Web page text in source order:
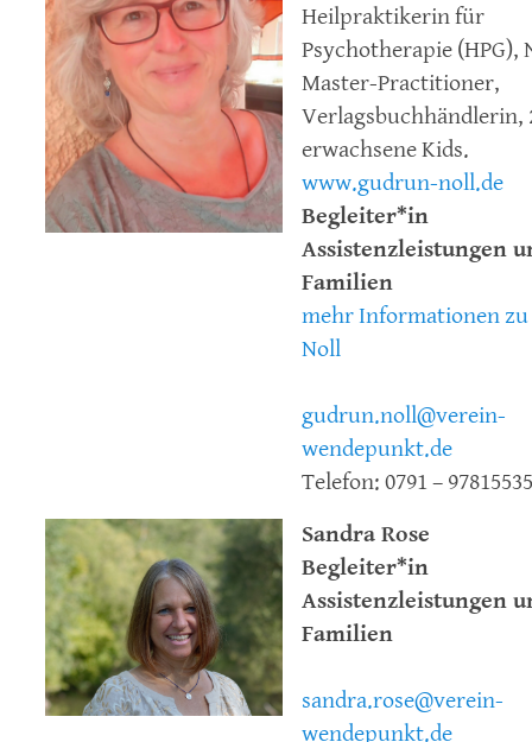
Heilpraktikerin für
Psychotherapie (HPG),
Master-Practitioner,
Verlagsbuchhändlerin,
erwachsene Kids.
www.gudrun-noll.de
Begleiter*in
Assistenzleistungen
Familien
mehr Informationen
Noll
gudrun.noll@verein-
wendepunkt.de
Telefon: 0791 – 97815535
Sandra Rose
Begleiter*in
Assistenzleistungen
Familien
sandra.rose@verein-
wendepunkt.de